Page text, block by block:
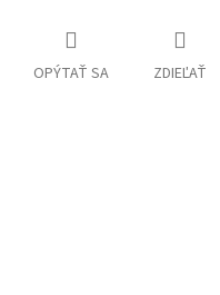
OPÝTAŤ SA ZDIEĽAŤ